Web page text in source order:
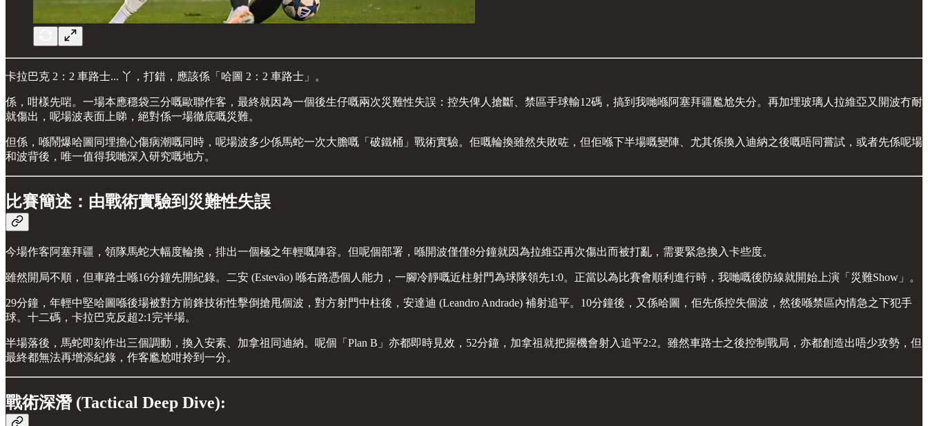
卡拉巴克 2：2 車路士... 丫，打錯，應該係「哈圖 2：2 車路士」。
係，咁樣先啱。一場本應穩袋三分嘅歐聯作客，最終就因為一個後生仔嘅兩次災難性失誤：控失俾人搶斷、禁區手球輸12碼，搞到我哋喺阿塞拜疆尷尬失分。再加埋玻璃人拉維亞又開波冇耐
就傷出，呢場波表面上睇，絕對係一場徹底嘅災難。
但係，喺鬧爆哈圖同埋擔心傷病潮嘅同時，呢場波多少係馬蛇一次大膽嘅「破鐵桶」戰術實驗。佢嘅輪換雖然失敗咗，但佢喺下半場嘅變陣、尤其係換入迪納之後嘅唔同嘗試，或者先係呢場
和波背後，唯一值得我哋深入研究嘅地方。
比賽簡述：由戰術實驗到災難性失誤
今場作客阿塞拜疆，領隊馬蛇大幅度輪換，排出一個極之年輕嘅陣容。但呢個部署，喺開波僅僅8分鐘就因為拉維亞再次傷出而被打亂，需要緊急換入卡些度。
雖然開局不順，但車路士喺16分鐘先開紀錄。二安 (Estevão) 喺右路憑個人能力，一腳冷靜嘅近柱射門為球隊領先1:0。正當以為比賽會順利進行時，我哋嘅後防線就開始上演「災難Show」。
29分鐘，年輕中堅哈圖喺後場被對方前鋒技術性擊倒搶甩個波，對方射門中柱後，安達迪 (Leandro Andrade) 補射追平。10分鐘後，又係哈圖，佢先係控失個波，然後喺禁區內情急之下犯手
球。十二碼，卡拉巴克反超2:1完半場。
半場落後，馬蛇即刻作出三個調動，換入安素、加拿祖同迪納。呢個「Plan B」亦都即時見效，52分鐘，加拿祖就把握機會射入追平2:2。雖然車路士之後控制戰局，亦都創造出唔少攻勢，但
最終都無法再增添紀錄，作客尷尬咁拎到一分。
戰術深潛 (Tactical Deep Dive):